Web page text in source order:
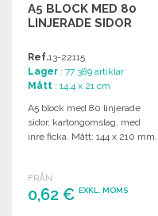
A5 BLOCK MED 80
LINJERADE SIDOR
Ref.13-22115
Lager : 77 389 artiklar
Mått : 14.4 x 21 cm
A5 block med 80 linjerade
sidor, kartongomslag, med
inre ficka. Mått: 144 x 210 mm.
FRÅN
0,62 € EXKL. MOMS